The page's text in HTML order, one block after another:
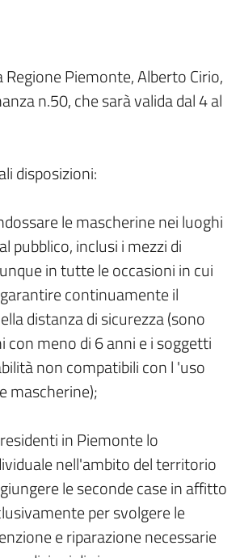
Regione Piemonte, Alberto Cirio,
n.50, che sarà valida dal 4 al
disposizioni:
le mascherine nei luoghi
pubblico, inclusi i mezzi di
in tutte le occasioni in cui
continuamente il
distanza di sicurezza (sono
con meno di 6 anni e i soggetti
non compatibili con l 'uso
mascherine);
in Piemonte lo
nell'ambito del territorio
le seconde case in affitto
per svolgere le
e riparazione necessarie